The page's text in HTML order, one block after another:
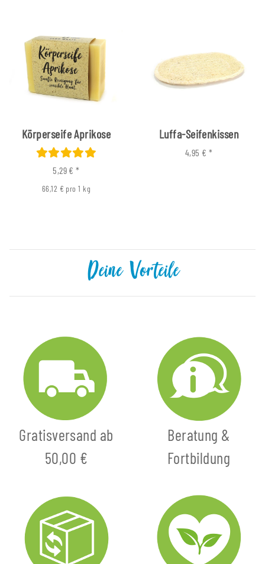
Körperseife Aprikose
5,29 €*
66,12 € pro 1 kg
Luffa-Seifenkissen
4,95 € *
Deine Vorteile
Gratisversand ab
50,00 €
Beratung &
Fortbildung